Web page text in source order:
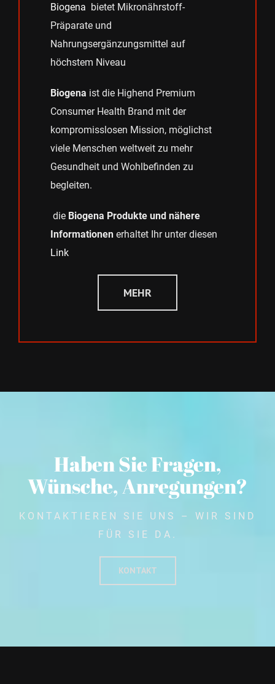
Biogena bietet Mikronährstoff-
Präparate und
Nahrungsergänzungsmittel auf
höchstem Niveau
Biogena ist die Highend Premium
Consumer Health Brand mit der
kompromisslosen Mission, möglichst
viele Menschen weltweit zu mehr
Gesundheit und Wohlbefinden zu
begleiten.
die Biogena Produkte und nähere
Informationen erhaltet Ihr unter diesen
Link
MEHR
Haben Sie Fragen,
Wünsche, Anregungen?
KONTAKTIEREN SIE UNS – WIR SIND
FÜR SIE DA.
KONTAKT